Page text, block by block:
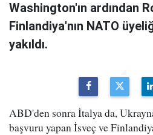
Washington'ın ardından
Finlandiya'nın NATO
yakıldı.
ABD'den sonra İtalya da,
başvuru yapan İsveç ve